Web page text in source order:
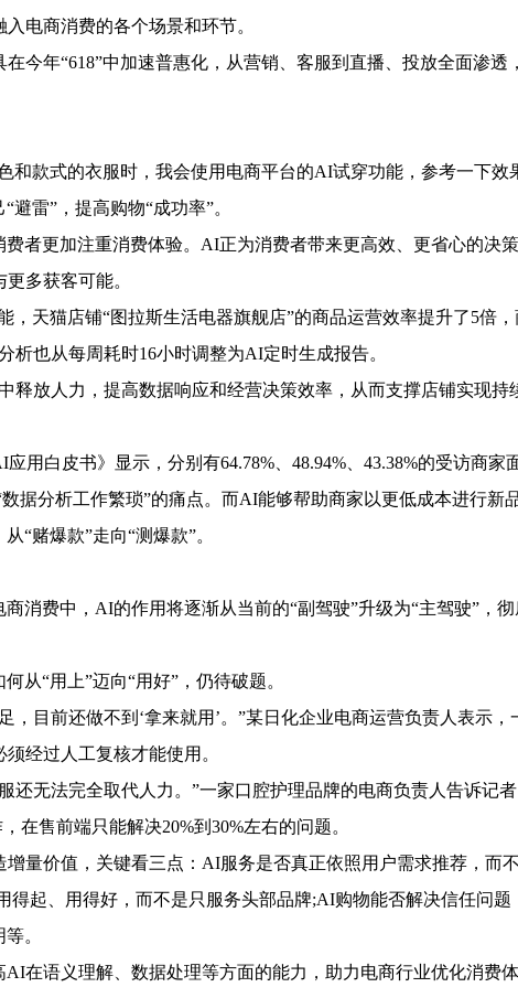
商消费的各个场景和环节。
年“618”中加速普惠化，从营销、客服到直播、投放全面渗透
款式的衣服时，我会使用电商平台的AI试穿功能，参考一下效
雷”，提高购物“成功率”。
更加注重消费体验。AI正为消费者带来更高效、更省心的决策
多获客可能。
天猫店铺“图拉斯生活电器旗舰店”的商品运营效率提升了5倍
析也从每周耗时16小时调整为AI定时生成报告。
放人力，提高数据响应和经营决策效率，从而支撑店铺实现持
白皮书》显示，分别有64.78%、48.94%、43.38%的受访商家
据分析工作繁琐”的痛点。而AI能够帮助商家以更低成本进行新
“赌爆款”走向“测爆款”。
费中，AI的作用将逐渐从当前的“副驾驶”升级为“主驾驶”，彻
“用上”迈向“用好”，仍待破题。
目前还做不到‘拿来就用’。”某日化企业电商运营负责人表示，
经过人工复核才能使用。
无法完全取代人力。”一家口腔护理品牌的电商负责人告诉记
在售前端只能解决20%到30%左右的问题。
价值，关键看三点：AI服务是否真正依照用户需求推荐，而
得起、用得好，而不是只服务头部品牌;AI购物能否解决信任问题
。
语义理解、数据处理等方面的能力，助力电商行业优化消费